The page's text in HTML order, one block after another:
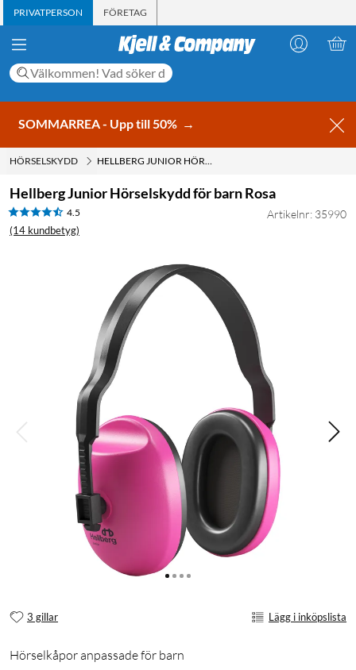
PRIVATPERSON FÖRETAG
SOMMARREA - Upp till 50% →
HÖRSELSKYDD HELLBERG JUNIOR HÖRSELSKYDD FÖR BARN ROSA
Hellberg Junior Hörselskydd för barn Rosa
4.5
(14 kundbetyg)
Artikelnr: 35990
3 gillar Lägg i inköpslista
Hörselkåpor anpassade för barn